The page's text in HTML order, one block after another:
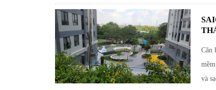
Căn
và